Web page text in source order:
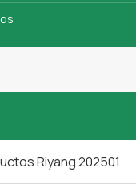
Riyang 202501